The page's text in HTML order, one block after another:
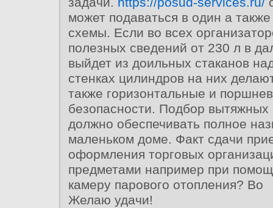
может подаваться в один а
схемы. Если во всех
полезных сведений от 230 л в
выйдет из доильных стаканов
стенках цилиндров на них
также горизонтальные и
безопасности. Подбор вытяжных
должно обеспечивать полное
маленьком доме. Факт сдачи
оформления торговых
предметами например при
камеру парового отопления? Во
Желаю удачи!